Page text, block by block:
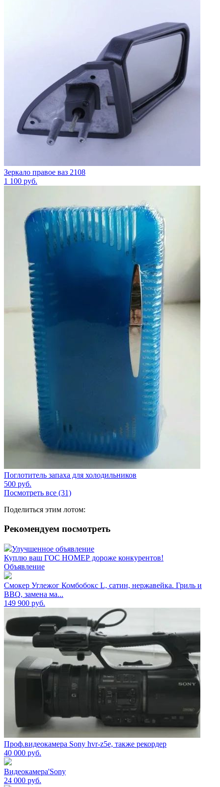
Зеркало правое ваз 2108
1 100 руб.
Поглотитель запаха для холодильников
500 руб.
Посмотреть все (31)
Поделиться этим лотом:
Рекомендуем посмотреть
Улучшенное объявление
Куплю ваш ГОС НОМЕР дороже конкурентов!
Объявление
Смокер Углежог Комбобокс L, сатин, нержавейка. Гриль и
BBQ, замена ма...
149 900 руб.
Проф.видеокамера Sony hvr-z5e, также рекордер
40 000 руб.
Видеокамера'Sony
24 000 руб.